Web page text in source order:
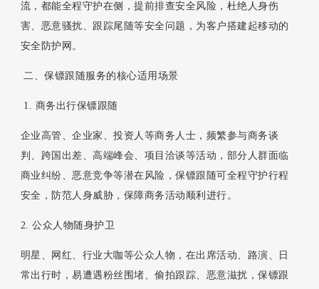
流，都能全程守护在侧，提前排查安全风险，杜绝人身伤
害、恶意骚扰、跟踪尾随等安全问题，为客户搭建起移动的
安全防护网。
二、保镖跟随服务的核心适用场景
1. 商务出行保镖跟随
企业高管、企业家、投资人等商务人士，频繁参与商务谈
判、跨国出差、高端峰会、项目洽谈等活动，部分人群面临
商业纠纷、恶意竞争等潜在风险，保镖跟随可全程守护行程
安全，防范人身威胁，保障商务活动顺利进行。
2. 公众人物随身护卫
明星、网红、行业大咖等公众人物，在出席活动、路演、日
常出行时，易遭遇粉丝围堵、偷拍跟踪、恶意滋扰，保镖跟